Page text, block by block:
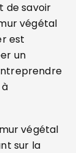
de savoir
végétal
est
un
végétal
sur la